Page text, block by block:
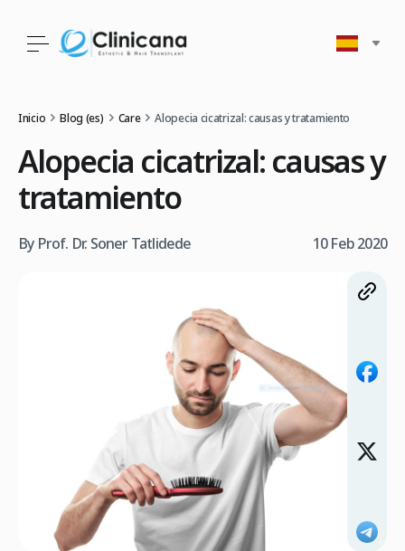
Inicio Blog (es) Care Alopecia cicatrizal: causas y tratamiento
Alopecia cicatrizal: causas y
tratamiento
By Prof. Dr. Soner Tatlidede 10 Feb 2020